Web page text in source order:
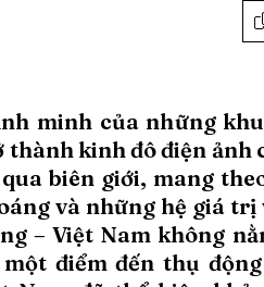
minh của những
thành kinh đô điện ảnh
biên giới, mang
và những hệ giá
– Việt Nam không
điểm đến thụ